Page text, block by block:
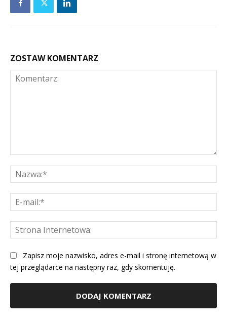
ZOSTAW KOMENTARZ
Zapisz moje nazwisko, adres e-mail i stronę internetową w
tej przeglądarce na następny raz, gdy skomentuję.